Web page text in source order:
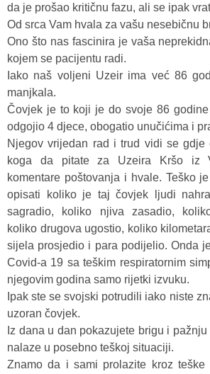
da je prošao kritičnu fazu, ali se ipak
Od srca Vam hvala za vašu nesebičnu
Ono što nas fascinira je vaša
kojem se pacijentu radi.
Iako naš voljeni Uzeir ima već 86
manjkala.
Čovjek je to koji je do svoje 86
odgojio 4 djece, obogatio unučićima i
Njegov vrijedan rad i trud vidi se gdje
koga da pitate za Uzeira Kršo iz
komentare poštovanja i hvale. Teško
opisati koliko je taj čovjek ljudi
sagradio, koliko njiva zasadio,
koliko drugova ugostio, koliko
sijela prosjedio i para podijelio. Onda
Covid-a 19 sa teškim respiratornim
njegovim godina samo rijetki izvuku.
Ipak ste se svojski potrudili iako niste
uzoran čovjek.
Iz dana u dan pokazujete brigu i
nalaze u posebno teškoj situaciji.
Znamo da i sami prolazite kroz